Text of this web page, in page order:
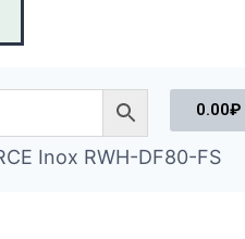
0.00₽
Inox RWH-DF80-FS